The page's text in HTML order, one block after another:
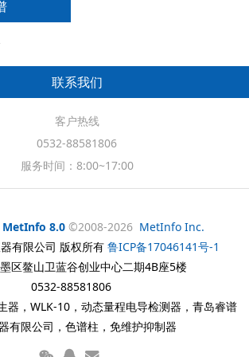
联系我们
客户热线
0532-88581806
服务时间：8:00~17:00
MetInfo 8.0 ©2008-2026 MetInfo Inc.
有限公司 版权所有 鲁ICP备17046141号-1
区鳌山卫蓝谷创业中心二期4B座5楼
0532-88581806
器，WLK-10，动态量程电导检测器，青岛睿谱
有限公司，色谱柱，免维护抑制器